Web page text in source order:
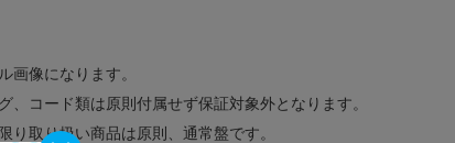
画像になります。
、コード類は原則付属せず保証対象外となります。
取り扱い商品は原則、通常盤です。